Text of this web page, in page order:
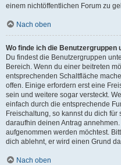
einem nichtöffentlichen Forum zu
Nach oben
Wo finde ich die Benutzergruppen
Du findest die Benutzergruppen
Bereich. Wenn du einer beitreten
entsprechenden Schaltfläche
offen. Einige erfordern erst eine
sein und weitere sogar versteckt.
einfach durch die entsprechende
Freischaltung, so kannst du dich
daraufhin deinen Antrag
aufgenommen werden möchtest.
dich ablehnt, er wird einen Grund
Nach oben